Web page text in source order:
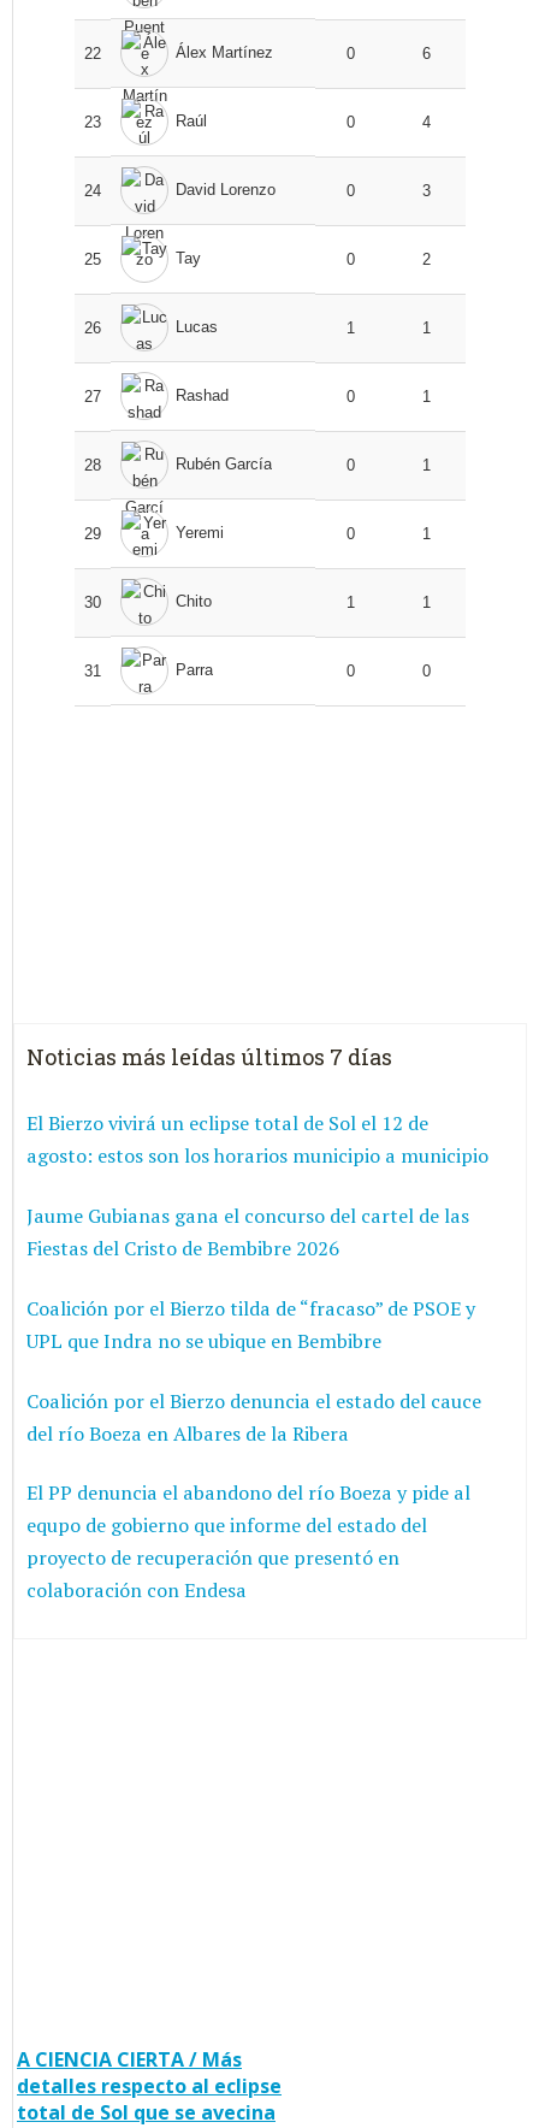
22 Álex Martínez 0 6
23 Raúl 0 4
24 David Lorenzo 0 3
25 Tay 0 2
26 Lucas 1 1
27 Rashad 0 1
28 Rubén García 0 1
29 Yeremi 0 1
30 Chito 1 1
31 Parra 0 0
Noticias más leídas últimos 7 días
El Bierzo vivirá un eclipse total de Sol el 12 de
agosto: estos son los horarios municipio a municipio
Jaume Gubianas gana el concurso del cartel de las
Fiestas del Cristo de Bembibre 2026
Coalición por el Bierzo tilda de “fracaso” de PSOE y
UPL que Indra no se ubique en Bembibre
Coalición por el Bierzo denuncia el estado del cauce
del río Boeza en Albares de la Ribera
El PP denuncia el abandono del río Boeza y pide al
equpo de gobierno que informe del estado del
proyecto de recuperación que presentó en
colaboración con Endesa
A CIENCIA CIERTA / Más
detalles respecto al eclipse
total de Sol que se avecina